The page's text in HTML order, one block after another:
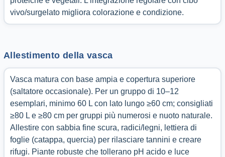
vivo/surgelato migliora colorazione e condizione.
Allestimento della vasca
Vasca matura con base ampia e copertura superiore
(saltatore occasionale). Per un gruppo di 10–12
esemplari, minimo 60 L con lato lungo ≥60 cm; consigliati
≥80 L e ≥80 cm per gruppi più numerosi e nuoto naturale.
Allestire con sabbia fine scura, radici/legni, lettiera di
foglie (catappa, quercia) per rilasciare tannini e creare
rifugi. Piante robuste che tollerano pH acido e luce